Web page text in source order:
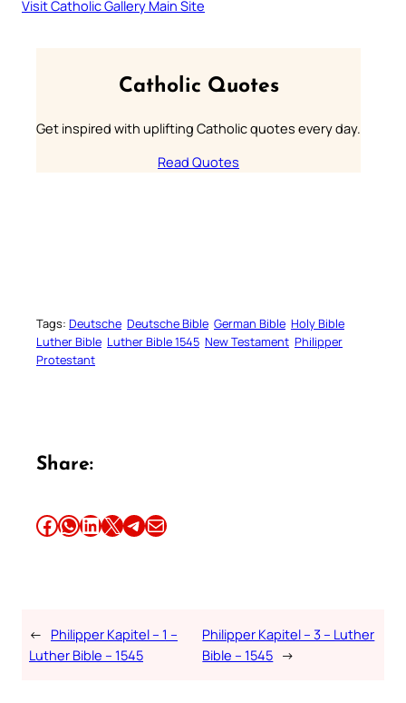
Visit Catholic Gallery Main Site
Catholic Quotes
Get inspired with uplifting Catholic quotes every day.
Read Quotes
Tags: Deutsche Deutsche Bible German Bible Holy Bible
Luther Bible Luther Bible 1545 New Testament Philipper
Protestant
Share:
Share this article on Facebook Share this article on WhatsApp Share this article on LinkedIn Share this article on X Share this article on TelegramEmail this Article
← Philipper Kapitel – 1 –
Luther Bible – 1545
Philipper Kapitel – 3 – Luther
Bible – 1545 →